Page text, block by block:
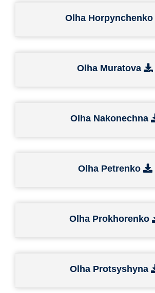
Olha Horpynchenko
Olha Muratova
Olha Nakonechna
Olha Petrenko
Olha Prokhorenko
Olha Protsyshyna